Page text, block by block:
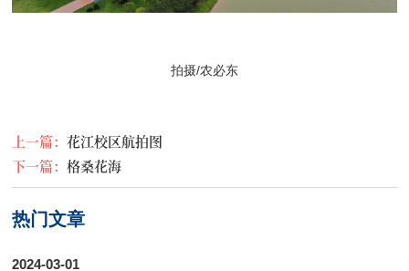
上一篇：花江校区航拍图
下一篇：格桑花海
热门文章
2024-03-01
拍摄/农必东